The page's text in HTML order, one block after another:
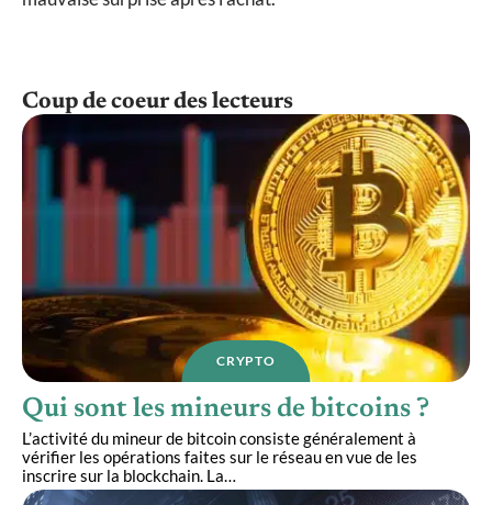
Coup de coeur des lecteurs
CRYPTO
Qui sont les mineurs de bitcoins ?
L’activité du mineur de bitcoin consiste généralement à
vérifier les opérations faites sur le réseau en vue de les
inscrire sur la blockchain. La…